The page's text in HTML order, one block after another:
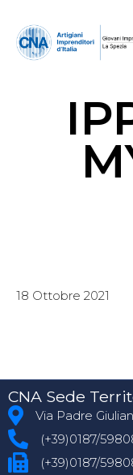
18 Ottobre 2021
CNA Sede
Via Padre
(+39)0187/
(+39)0187/